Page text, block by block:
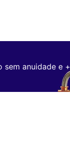
anuidade e +